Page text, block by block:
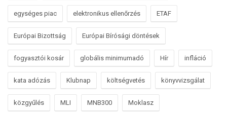
egységes piac elektronikus ellenőrzés ETAF
Európai Bizottság Európai Bírósági döntések
fogyasztói kosár globális minimumadó Hír infláció
kata adózás Klubnap költségvetés könyvvizsgálat
közgyűlés MLI MNB300 Moklasz